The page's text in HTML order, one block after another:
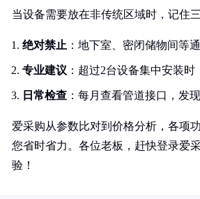
当设备需要放在非传统区域时，记住
绝对禁止 ：地下室、密闭储物间等
专业建议 ：超过2台设备集中安装
日常检查 ：每月查看管道接口，发
爱采购从参数比对到价格分析，各项
您省时省力。各位老板，赶快登录爱
验！